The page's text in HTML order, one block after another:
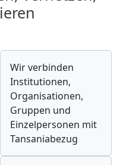
Wir verbinden
Institutionen,
Organisationen,
Gruppen und
Einzelpersonen mit
Tansaniabezug